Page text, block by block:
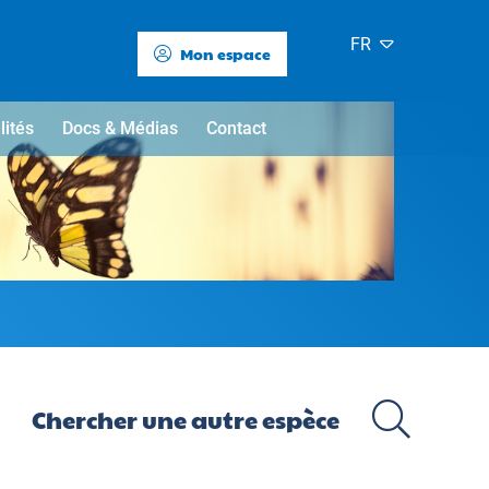
Mon espace FR
Docs & Médias Contact